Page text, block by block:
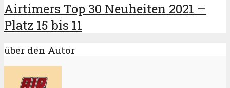
Airtimers Top 30 Neuheiten 2021 –
Platz 15 bis 11
über den Autor